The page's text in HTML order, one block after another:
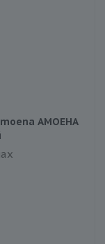
АМОЕНА